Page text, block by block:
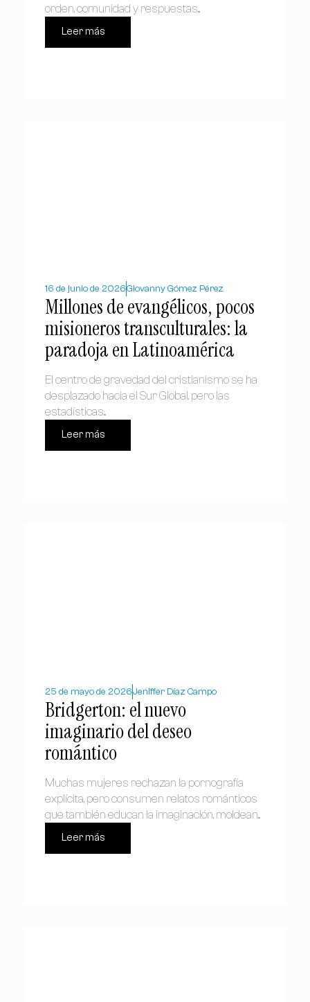
orden, comunidad y respuestas...
Leer más
16 de junio de 2026Giovanny Gómez Pérez
Millones de evangélicos, pocos
misioneros transculturales: la
paradoja en Latinoamérica
El centro de gravedad del cristianismo se ha
desplazado hacia el Sur Global, pero las
estadísticas...
Leer más
25 de mayo de 2026Jeniffer Díaz Campo
Bridgerton: el nuevo
imaginario del deseo
romántico
Muchas mujeres rechazan la pornografía
explícita, pero consumen relatos románticos
que también educan la imaginación, moldean...
Leer más